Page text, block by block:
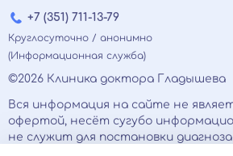
+7 (351) 711-13-79
Круглосуточно / анонимно
(Информационная служба)
©2026 Клиника доктора Гладышева
Вся информация на сайте не
офертой, несёт сугубо
не служит для постановки